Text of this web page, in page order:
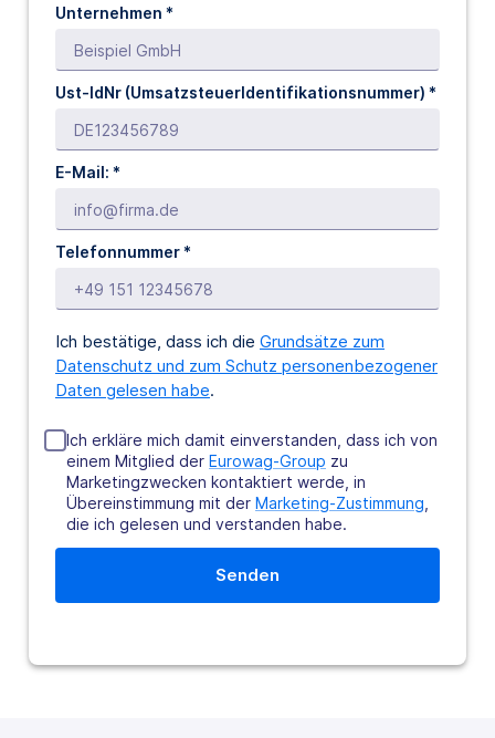
Unternehmen *
Ust-IdNr (UmsatzsteuerIdentifikationsnummer) *
E-Mail: *
Telefonnummer *
Ich bestätige, dass ich die Grundsätze zum
Datenschutz und zum Schutz personenbezogener
Daten gelesen habe.
Ich erkläre mich damit einverstanden, dass ich von
einem Mitglied der Eurowag-Group zu
Marketingzwecken kontaktiert werde, in
Übereinstimmung mit der Marketing-Zustimmung,
die ich gelesen und verstanden habe.